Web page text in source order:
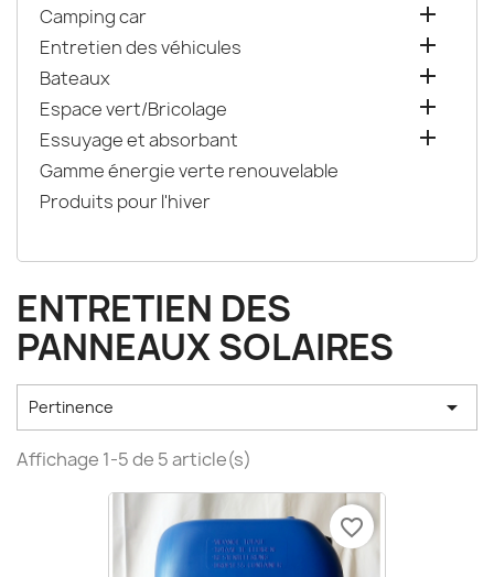
Camping car 
Entretien des véhicules 
Bateaux 
Espace vert/Bricolage 
Essuyage et absorbant 
Gamme énergie verte renouvelable
Produits pour l'hiver
ENTRETIEN DES
PANNEAUX SOLAIRES
Pertinence 
Affichage 1-5 de 5 article(s)
favorite_border